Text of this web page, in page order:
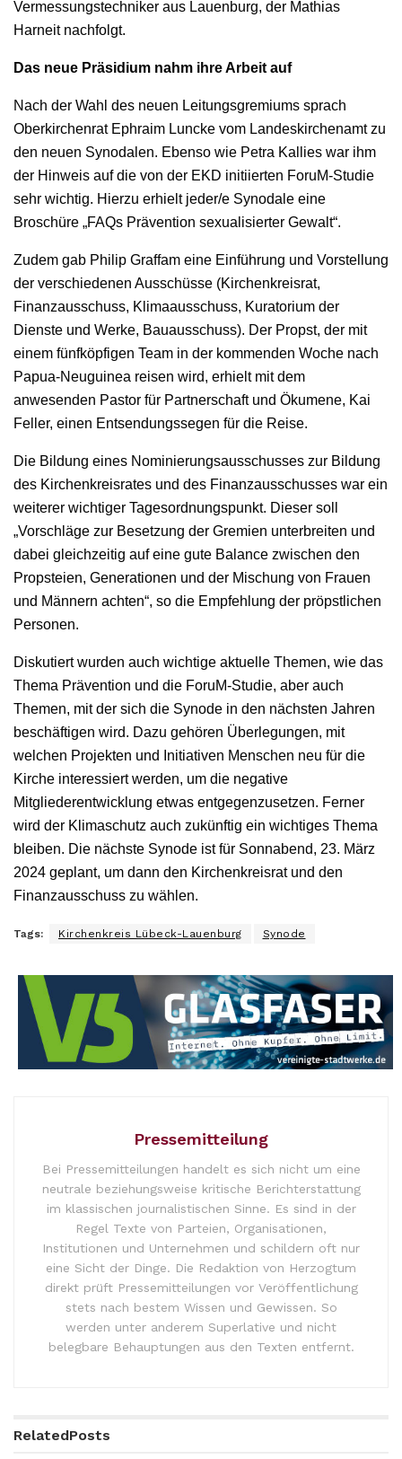
Vermessungstechniker aus Lauenburg, der Mathias
Harneit nachfolgt.
Das neue Präsidium nahm ihre Arbeit auf
Nach der Wahl des neuen Leitungsgremiums sprach
Oberkirchenrat Ephraim Luncke vom Landeskirchenamt zu
den neuen Synodalen. Ebenso wie Petra Kallies war ihm
der Hinweis auf die von der EKD initiierten ForuM-Studie
sehr wichtig. Hierzu erhielt jeder/e Synodale eine
Broschüre „FAQs Prävention sexualisierter Gewalt“.
Zudem gab Philip Graffam eine Einführung und Vorstellung
der verschiedenen Ausschüsse (Kirchenkreisrat,
Finanzausschuss, Klimaausschuss, Kuratorium der
Dienste und Werke, Bauausschuss). Der Propst, der mit
einem fünfköpfigen Team in der kommenden Woche nach
Papua-Neuguinea reisen wird, erhielt mit dem
anwesenden Pastor für Partnerschaft und Ökumene, Kai
Feller, einen Entsendungssegen für die Reise.
Die Bildung eines Nominierungsausschusses zur Bildung
des Kirchenkreisrates und des Finanzausschusses war ein
weiterer wichtiger Tagesordnungspunkt. Dieser soll
„Vorschläge zur Besetzung der Gremien unterbreiten und
dabei gleichzeitig auf eine gute Balance zwischen den
Propsteien, Generationen und der Mischung von Frauen
und Männern achten“, so die Empfehlung der pröpstlichen
Personen.
Diskutiert wurden auch wichtige aktuelle Themen, wie das
Thema Prävention und die ForuM-Studie, aber auch
Themen, mit der sich die Synode in den nächsten Jahren
beschäftigen wird. Dazu gehören Überlegungen, mit
welchen Projekten und Initiativen Menschen neu für die
Kirche interessiert werden, um die negative
Mitgliederentwicklung etwas entgegenzusetzen. Ferner
wird der Klimaschutz auch zukünftig ein wichtiges Thema
bleiben. Die nächste Synode ist für Sonnabend, 23. März
2024 geplant, um dann den Kirchenkreisrat und den
Finanzausschuss zu wählen.
Tags: Kirchenkreis Lübeck-Lauenburg Synode
Pressemitteilung
Bei Pressemitteilungen handelt es sich nicht um eine
neutrale beziehungsweise kritische Berichterstattung
im klassischen journalistischen Sinne. Es sind in der
Regel Texte von Parteien, Organisationen,
Institutionen und Unternehmen und schildern oft nur
eine Sicht der Dinge. Die Redaktion von Herzogtum
direkt prüft Pressemitteilungen vor Veröffentlichung
stets nach bestem Wissen und Gewissen. So
werden unter anderem Superlative und nicht
belegbare Behauptungen aus den Texten entfernt.
RelatedPosts